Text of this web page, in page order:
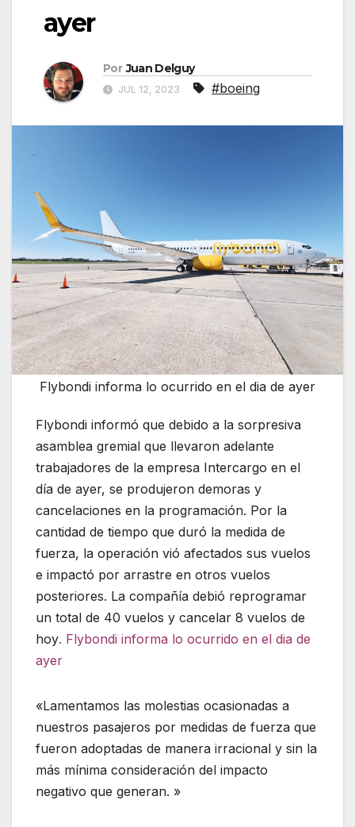
ayer
Por Juan Delguy
JUL 12, 2023 #boeing
Flybondi informa lo ocurrido en el dia de ayer
Flybondi informó que debido a la sorpresiva
asamblea gremial que llevaron adelante
trabajadores de la empresa Intercargo en el
día de ayer, se produjeron demoras y
cancelaciones en la programación. Por la
cantidad de tiempo que duró la medida de
fuerza, la operación vió afectados sus vuelos
e impactó por arrastre en otros vuelos
posteriores. La compañía debió reprogramar
un total de 40 vuelos y cancelar 8 vuelos de
hoy. Flybondi informa lo ocurrido en el dia de
ayer
«Lamentamos las molestias ocasionadas a
nuestros pasajeros por medidas de fuerza que
fueron adoptadas de manera irracional y sin la
más mínima consideración del impacto
negativo que generan. »